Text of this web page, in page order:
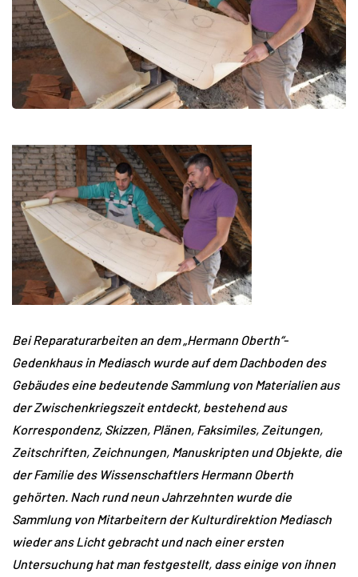
Bei Reparaturarbeiten an dem „Hermann Oberth“-
Gedenkhaus in Mediasch wurde auf dem Dachboden des
Gebäudes eine bedeutende Sammlung von Materialien aus
der Zwischenkriegszeit entdeckt, bestehend aus
Korrespondenz, Skizzen, Plänen, Faksimiles, Zeitungen,
Zeitschriften, Zeichnungen, Manuskripten und Objekte, die
der Familie des Wissenschaftlers Hermann Oberth
gehörten. Nach rund neun Jahrzehnten wurde die
Sammlung von Mitarbeitern der Kulturdirektion Mediasch
wieder ans Licht gebracht und nach einer ersten
Untersuchung hat man festgestellt, dass einige von ihnen